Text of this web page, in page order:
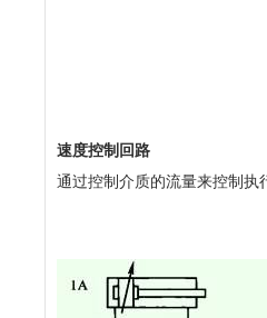
速度控制回路
通过控制介质的流量来控制执